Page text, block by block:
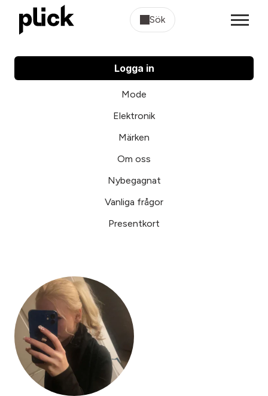
Sök
Logga in
Mode
Elektronik
Märken
Om oss
Nybegagnat
Vanliga frågor
Presentkort